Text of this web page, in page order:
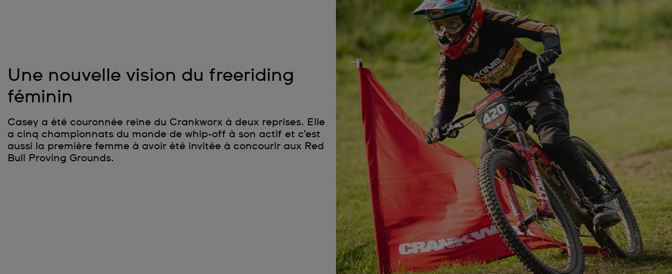
Une nouvelle vision du freeriding
féminin
Casey a été couronnée reine du Crankworx à deux reprises. Elle
a cinq championnats du monde de whip-off à son actif et c’est
aussi la première femme à avoir été invitée à concourir aux Red
Bull Proving Grounds.